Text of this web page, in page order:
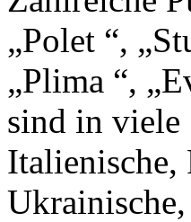
„Polet “,
„Plima “,
sind in viele
Italienische,